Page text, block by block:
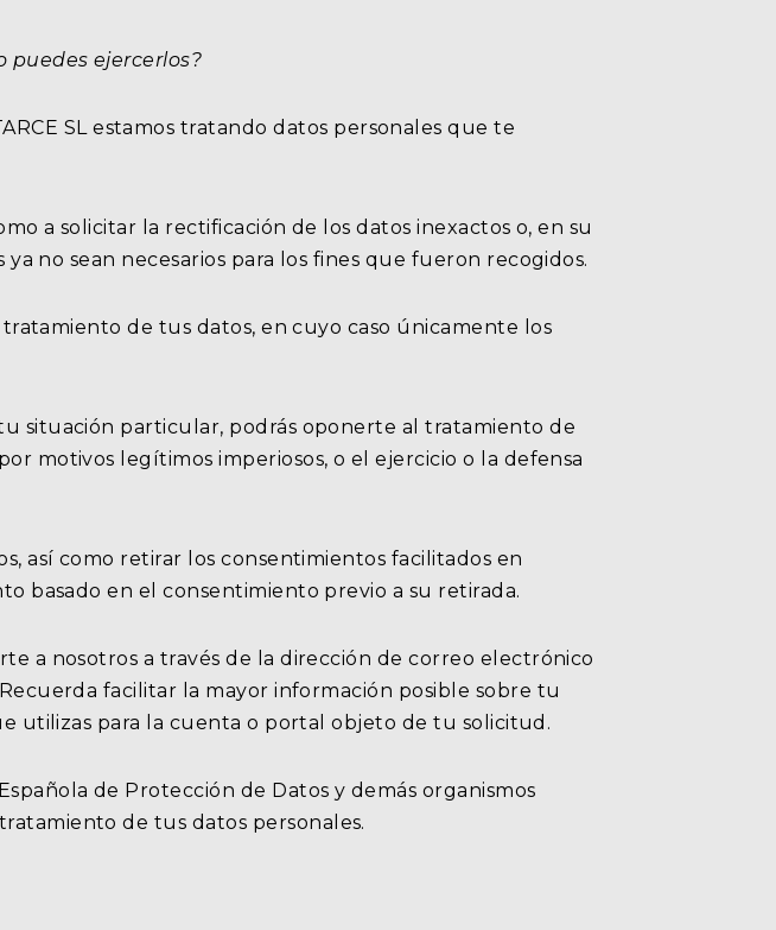
puedes ejercerlos?
SL estamos tratando datos personales que te
a solicitar la rectificación de los datos inexactos o, en su
no sean necesarios para los fines que fueron recogidos.
de tus datos, en cuyo caso únicamente los
situación particular, podrás oponerte al tratamiento de
motivos legítimos imperiosos, o el ejercicio o la defensa
así como retirar los consentimientos facilitados en
basado en el consentimiento previo a su retirada.
a nosotros a través de la dirección de correo electrónico
facilitar la mayor información posible sobre tu
utilizas para la cuenta o portal objeto de tu solicitud.
de Protección de Datos y demás organismos
de tus datos personales.